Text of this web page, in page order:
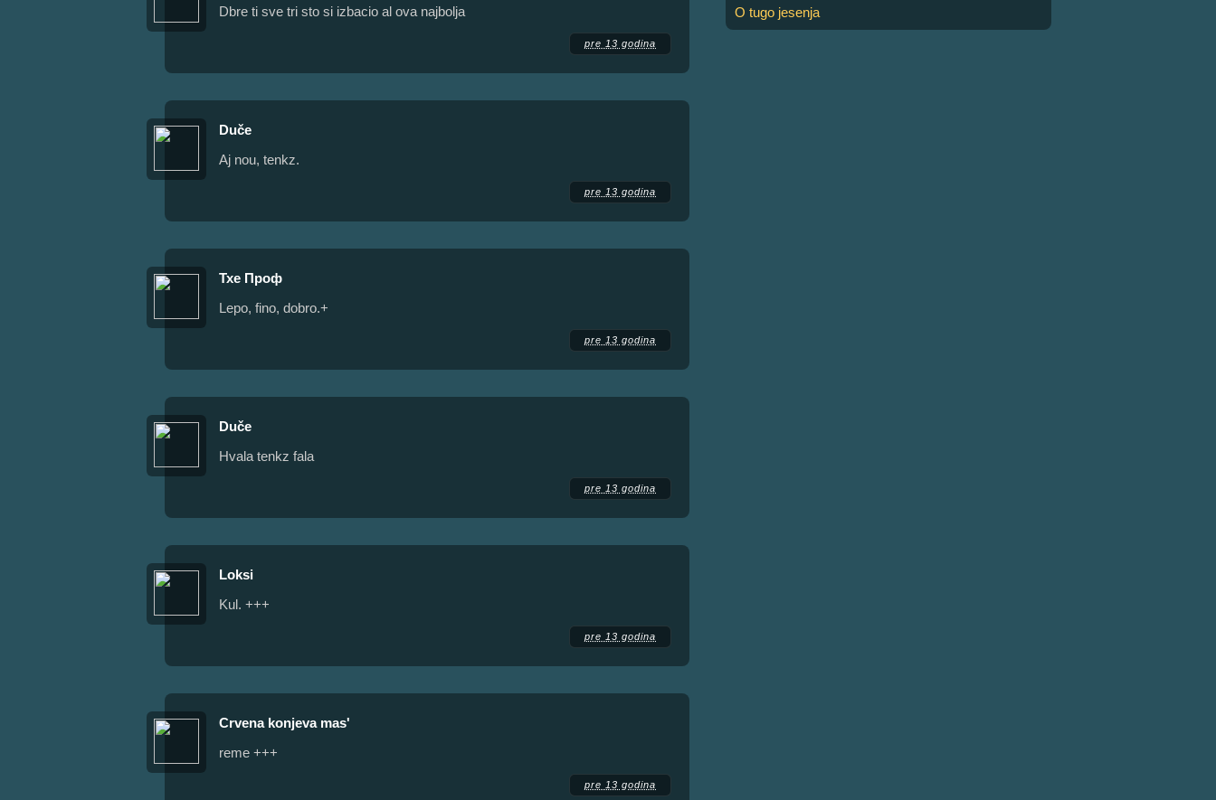
Dbre ti sve tri sto si izbacio al ova najbolja
pre 13 godina
Duče
Aj nou, tenkz.
pre 13 godina
Тхе Проф
Lepo, fino, dobro.+
pre 13 godina
Duče
Hvala tenkz fala
pre 13 godina
Loksi
Kul. +++
pre 13 godina
Crvena konjeva mas'
reme +++
pre 13 godina
O tugo jesenja